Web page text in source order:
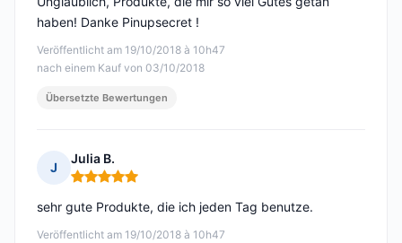
Veröffentlicht am 19/10/2018 à 10h47
nach einem Kauf von 03/10/2018
haben! Danke Pinupsecret !
Übersetzte Bewertungen
J
Julia B.
Hinweis: 5 von 5
Veröffentlicht am 19/10/2018 à 10h47
sehr gute Produkte, die ich jeden Tag benutze.